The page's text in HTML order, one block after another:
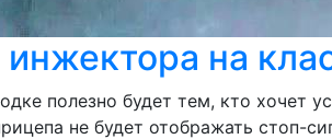
на
полезно будет тем, кто хочет
не будет отображать стоп-